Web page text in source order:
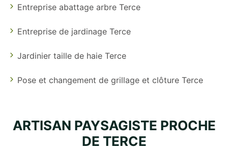
Entreprise abattage arbre Terce
Entreprise de jardinage Terce
Jardinier taille de haie Terce
Pose et changement de grillage et clôture Terce
ARTISAN PAYSAGISTE PROCHE
DE TERCE